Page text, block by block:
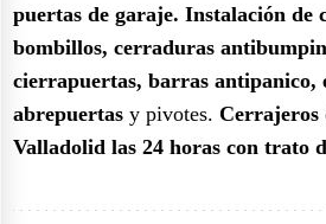
puertas de garaje. Instalación de
bombillos, cerraduras
cierrapuertas, barras antipanico,
abrepuertas y pivotes. Cerrajeros
Valladolid las 24 horas con trato